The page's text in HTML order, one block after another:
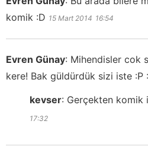
komik :D 15 Mart 2014 16:54
Evren Günay: Mihendisler cok
kere! Bak güldürdük sizi iste :P
kevser: Gerçekten komik
17:32